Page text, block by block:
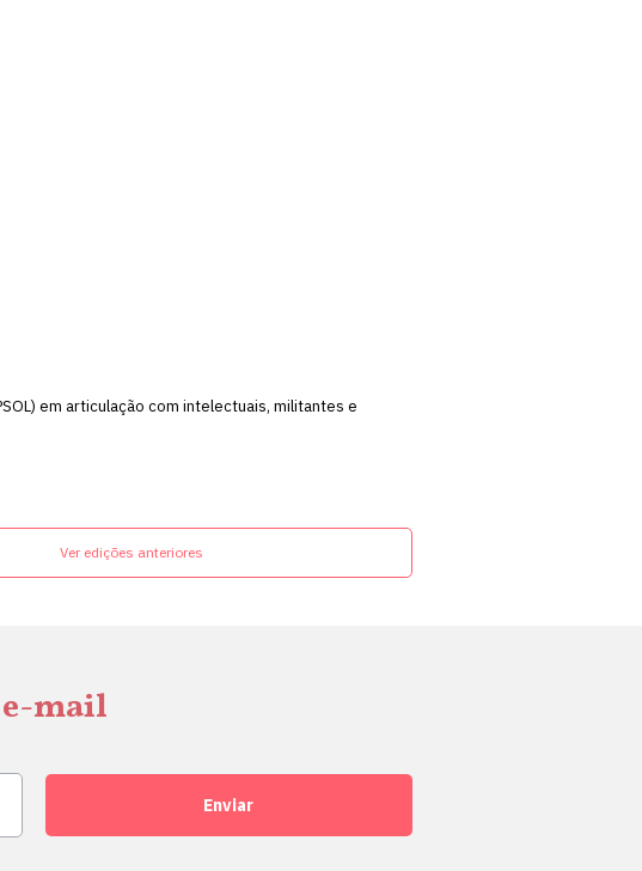
em articulação com intelectuais, militantes e
Ver edições anteriores
e-mail
Enviar